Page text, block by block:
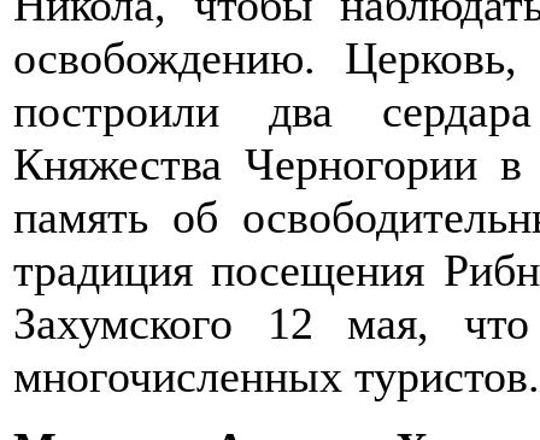
освобождению. Церковь,
построили два
Княжества Черногории
память об
традиция посещения
Захумского 12 мая,
многочисленных туристов.